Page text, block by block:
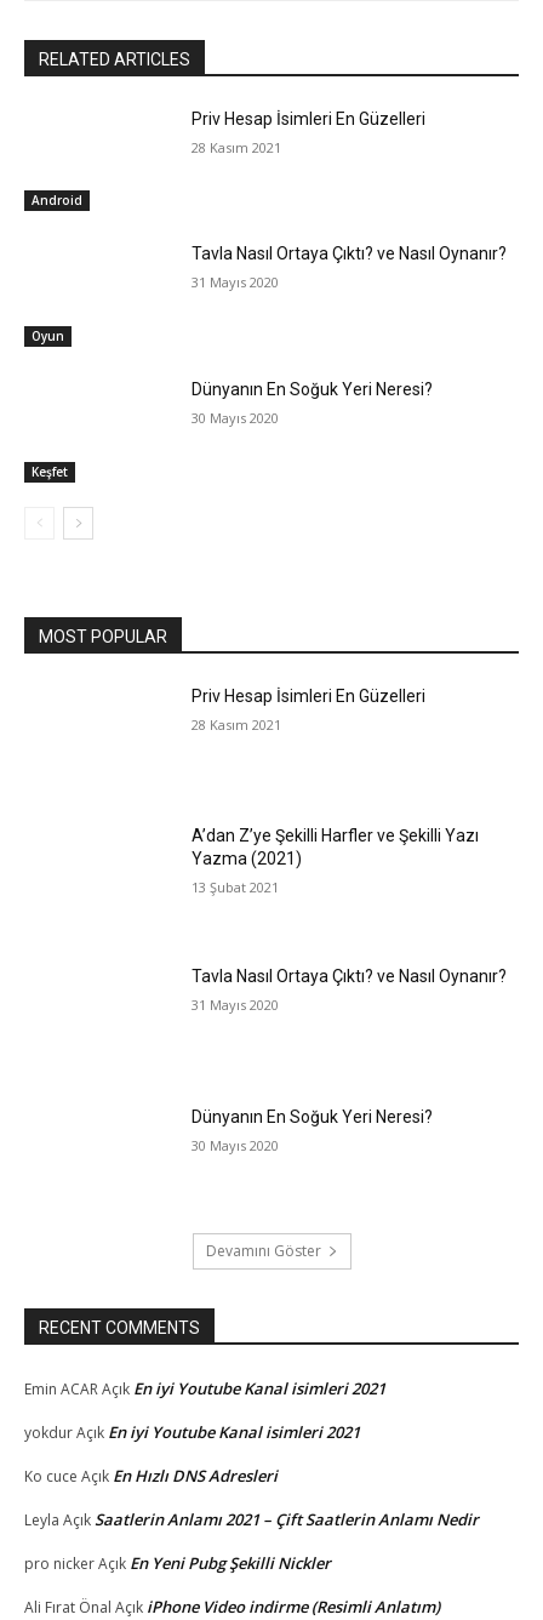
RELATED ARTICLES
Android
Priv Hesap İsimleri En Güzelleri
28 Kasım 2021
Oyun
Tavla Nasıl Ortaya Çıktı? ve Nasıl Oynanır?
31 Mayıs 2020
Keşfet
Dünyanın En Soğuk Yeri Neresi?
30 Mayıs 2020
MOST POPULAR
Priv Hesap İsimleri En Güzelleri
28 Kasım 2021
A’dan Z’ye Şekilli Harfler ve Şekilli Yazı
Yazma (2021)
13 Şubat 2021
Tavla Nasıl Ortaya Çıktı? ve Nasıl Oynanır?
31 Mayıs 2020
Dünyanın En Soğuk Yeri Neresi?
30 Mayıs 2020
Devamını Göster
RECENT COMMENTS
Emin ACARAçık En iyi Youtube Kanal isimleri 2021
yokdurAçık En iyi Youtube Kanal isimleri 2021
Ko cuce Açık En Hızlı DNS Adresleri
Leyla AçıkSaatlerin Anlamı 2021 – Çift Saatlerin Anlamı Nedir
pro nickerAçık En Yeni Pubg Şekilli Nickler
Ali Fırat Önal Açık iPhone Video indirme (Resimli Anlatım)